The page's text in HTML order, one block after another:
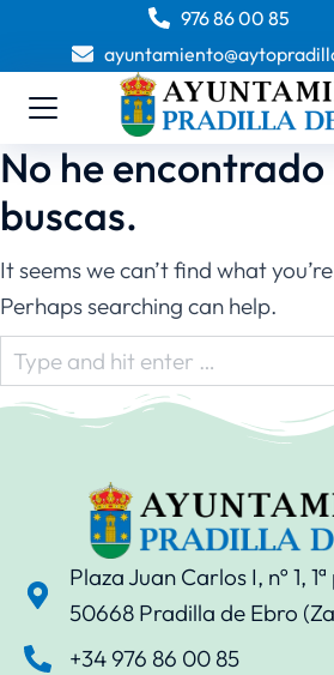
976 86 00 85
No he encontrado
buscas.
It seems we can’t find what
Perhaps searching can help.
Plaza Juan Carlos I, nº 1,
50668 Pradilla de Ebro
+34 976 86 00 85